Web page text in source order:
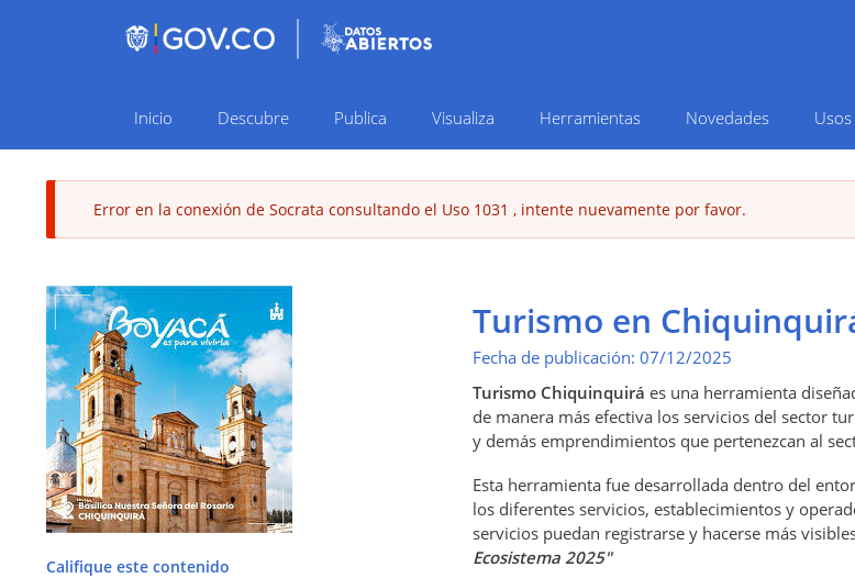
Navegación
Inicio Descubre Publica Visualiza Herramientas Novedades Usos
Mensaje
de
error
Error en la conexión de Socrata consultando el Uso 1031 , intente nuevamente por favor.
Califique este contenido
Turismo en
Fecha de publicación: 07/12/2025
Turismo Chiquinquirá es una herramienta
de manera más efectiva los servicios del sector
y demás emprendimientos que pertenezcan al
Esta herramienta fue desarrollada dentro del
los diferentes servicios, establecimientos y
servicios puedan registrarse y hacerse más
Ecosistema 2025"